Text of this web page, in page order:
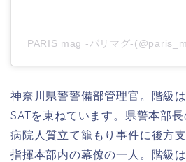
PARIS mag -パリマグ-
神奈川県警警備部管理官。 階級
SATを束ねています。 県警本部
病院人質立て籠もり事件に後方
指揮本部内の幕僚の一人。階級